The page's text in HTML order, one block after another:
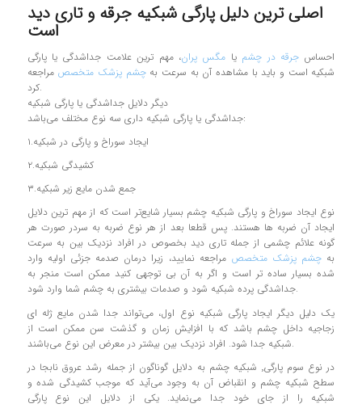
اصلی ترین دلیل پارگی شبکیه جرقه و تاری دید
است
احساس جرقه‌ در چشم یا مگس‌ پران، مهم ترین علامت جداشدگی یا پارگی
شبکیه است و باید با مشاهده آن به سرعت بهچشم پزشک متخصص مراجعه
کرد.
دیگر دلایل جداشدگی یا پارگی شبکیه
جداشدگی یا پارگی شبکیه داری سه نوع مختلف می‌باشد:
۱.ایجاد سوراخ و پارگی در شبکیه
۲.کشیدگی شبکیه
۳.جمع شدن مایع زیر شبکیه
نوع ایجاد سوراخ و پارگی شبکیه چشم بسیار شایع‌تر است که از مهم ترین دلایل
ایجاد آن ضربه ‌ها هستند. پس قطعا بعد از هر نوع ضربه به سردر صورت هر
گونه علائم چشمي از جمله تاري ديد بخصوص در افراد نزديك بين به سرعت
به چشم پزشک متخصص مراجعه نمایید، زیرا درمان صدمه جزئی اولیه وارد
شده بسیار ساده تر است و اگر به آن بی توجهی کنید ممکن است منجر به
جداشدگی پرده شبکیه شود و صدمات بیشتری به چشم شما وارد شود.
یک دلیل دیگر ایجاد پارگی شبکیه نوع اول، می‌تواند جدا شدن مایع ژله ای
زجاجیه داخل چشم باشد که با افزایش زمان و گذشت سن ممکن است از
شبکیه جدا شود. افراد نزدیک بین بیشتر در معرض این نوع می‌باشند.
در نوع سوم پارگی٬ شبکیه چشم به دلایل گوناگون از جمله رشد عروق نابجا در
سطح شبکیه چشم و انقباض آن به وجود می‌آید که موجب کشیدگی شده و
شبکیه را از جای خود جدا می‌نماید. یکی از دلایل این نوع پارگی